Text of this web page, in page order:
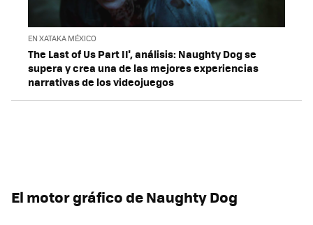
EN XATAKA MÉXICO
The Last of Us Part II', análisis: Naughty Dog se
supera y crea una de las mejores experiencias
narrativas de los videojuegos
El motor gráfico de Naughty Dog